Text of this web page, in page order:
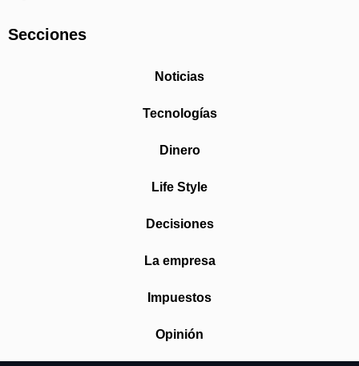
Secciones
Noticias
Tecnologías
Dinero
Life Style
Decisiones
La empresa
Impuestos
Opinión